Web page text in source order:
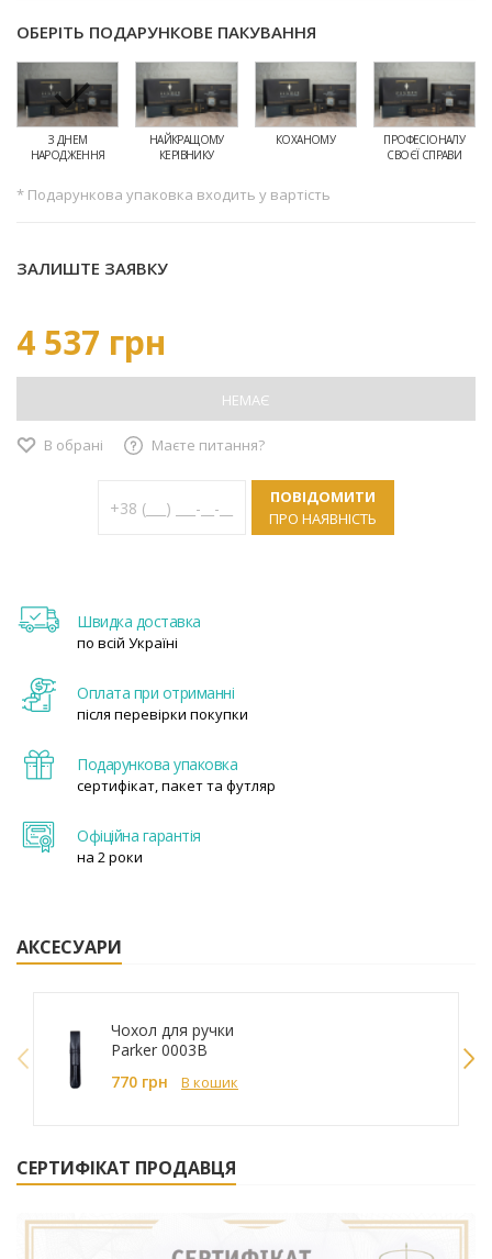
ОБЕРІТЬ ПОДАРУНКОВЕ ПАКУВАННЯ
З ДНЕМ
НАРОДЖЕННЯ
НАЙКРАЩОМУ
КЕРІВНИКУ
КОХАНОМУ
ПРОФЕСІОНАЛУ
СВОЄЇ СПРАВИ
* Подарункова упаковка входить у вартість
ЗАЛИШТЕ ЗАЯВКУ
4 537 грн
НЕМАЄ
В обрані Маєте питання?
ПОВІДОМИТИ
ПРО НАЯВНІСТЬ
Швидка доставка
по всій Україні
Оплата при отриманні
після перевірки покупки
Подарункова упаковка
сертифікат, пакет та футляр
Офіційна гарантія
на 2 роки
АКСЕСУАРИ
Чохол для ручки
Parker 0003B
770 грн
В кошик
СЕРТИФІКАТ ПРОДАВЦЯ